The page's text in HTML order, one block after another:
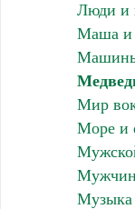
Люди и
Маша и
Мир
Море и
Музыка